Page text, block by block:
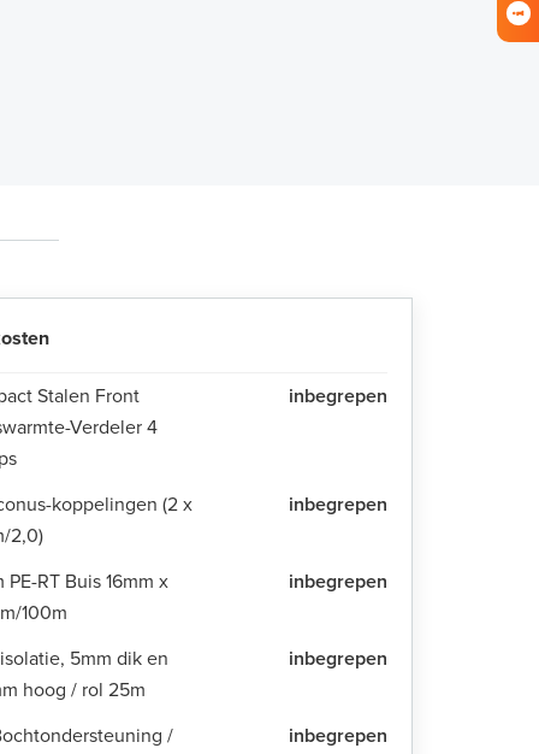
Stalen Front
Verdeler 4
inbegrepen
koppelingen (2 x
2,0)
inbegrepen
PE-RT Buis 16mm x
100m
inbegrepen
5mm dik en
hoog / rol 25m
inbegrepen
/
inbegrepen